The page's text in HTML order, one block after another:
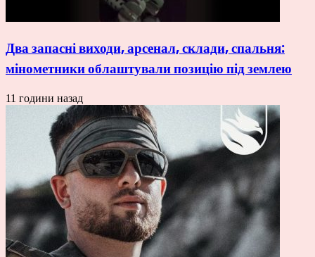
Два запасні виходи, арсенал, склади, спальня:
мінометники облаштували позицію під землею
11 години назад